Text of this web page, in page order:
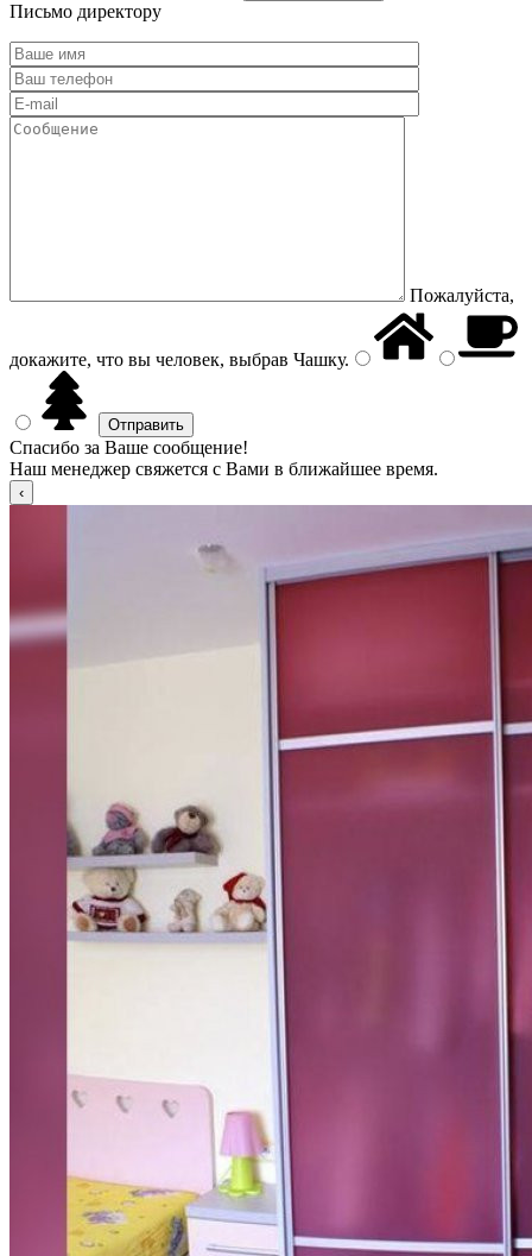
Письмо директору
Пожалуйста,
докажите, что вы человек, выбрав Чашку.
Спасибо за Ваше сообщение!
Наш менеджер свяжется с Вами в ближайшее время.